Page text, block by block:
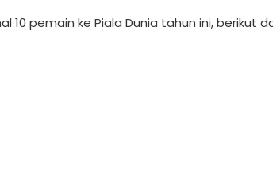
10 pemain ke Piala Dunia tahun ini, berikut